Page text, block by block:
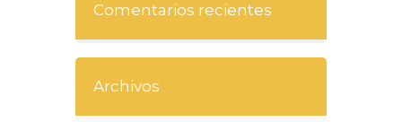
Comentarios recientes
Archivos